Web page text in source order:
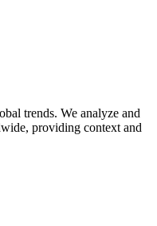
trends. We analyze and
providing context and